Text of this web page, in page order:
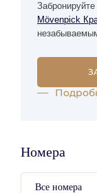
Mövenpick
Номера
Все номера